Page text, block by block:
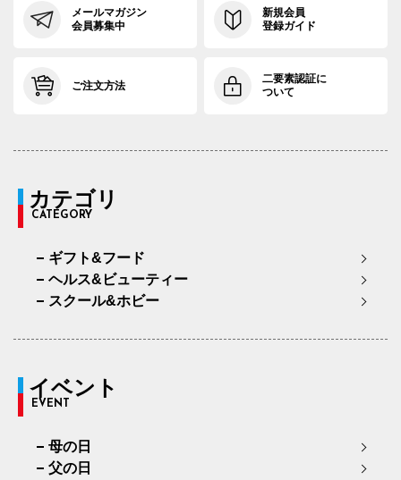
メールマガジン
会員募集中
新規会員
登録ガイド
ご注文方法
二要素認証に
ついて
カテゴリ
CATEGORY
ギフト&フード
ヘルス&ビューティー
スクール&ホビー
イベント
EVENT
母の日
父の日